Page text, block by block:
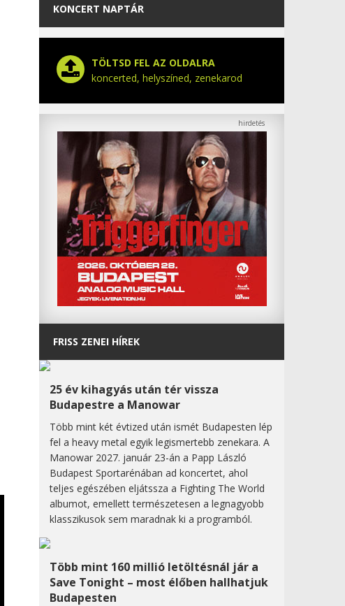
KONCERT NAPTÁR
TÖLTSD FEL AZ OLDALRA
koncerted, helyszíned, zenekarod
FRISS ZENEI HÍREK
25 év kihagyás után tér vissza
Budapestre a Manowar
Több mint két évtized után ismét Budapesten lép
fel a heavy metal egyik legismertebb zenekara. A
Manowar 2027. január 23-án a Papp László
Budapest Sportarénában ad koncertet, ahol
teljes egészében eljátssza a Fighting The World
albumot, emellett természetesen a legnagyobb
klasszikusok sem maradnak ki a programból.
Több mint 160 millió letöltésnál jár a
Save Tonight – most élőben hallhatjuk
Budapesten